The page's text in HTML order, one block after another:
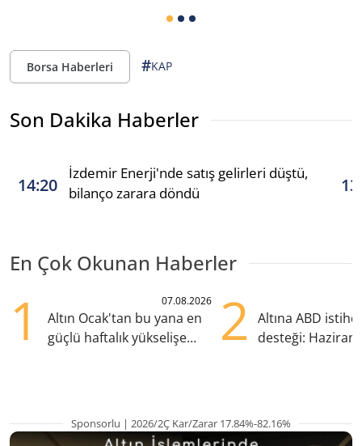
Borsa Haberleri #KAP
Son Dakika Haberler
14:20
İzdemir Enerji'nde satış gelirleri düştü,
bilanço zarara döndü
En Çok Okunan Haberler
1 07.08.2026
Altın Ocak'tan bu yana en
güçlü haftalık yükselişe
2
Altına ABD
desteği:
Sponsorlu | 2026/2Ç Kar/Zarar 17.84%-82.16%